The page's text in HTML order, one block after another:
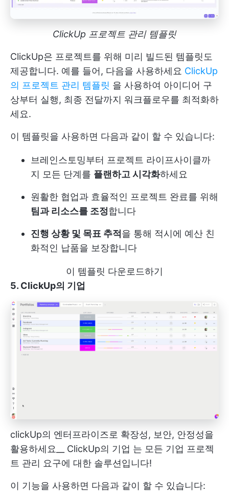
ClickUp 프로젝트 관리 템플릿
ClickUp은 프로젝트를 위해 미리 빌드된 템플릿도
제공합니다. 예를 들어, 다음을 사용하세요 ClickUp
의 프로젝트 관리 템플릿 을 사용하여 아이디어 구
상부터 실행, 최종 전달까지 워크플로우를 최적화하
세요.
이 템플릿을 사용하면 다음과 같이 할 수 있습니다:
브레인스토밍부터 프로젝트 라이프사이클까
지 모든 단계를 플랜하고 시각화하세요
원활한 협업과 효율적인 프로젝트 완료를 위해
팀과 리소스를 조정합니다
진행 상황 및 목표 추적을 통해 적시에 예산 친
화적인 납품을 보장합니다
이 템플릿 다운로드하기
5. ClickUp의 기업
clickUp의 엔터프라이즈로 확장성, 보안, 안정성을
활용하세요__ ClickUp의 기업 는 모든 기업 프로젝
트 관리 요구에 대한 솔루션입니다!
이 기능을 사용하면 다음과 같이 할 수 있습니다: